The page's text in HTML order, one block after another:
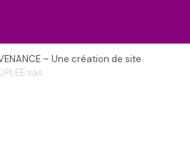
– Une création de site
sas